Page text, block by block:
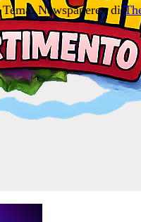
Tema: Newspaperex di